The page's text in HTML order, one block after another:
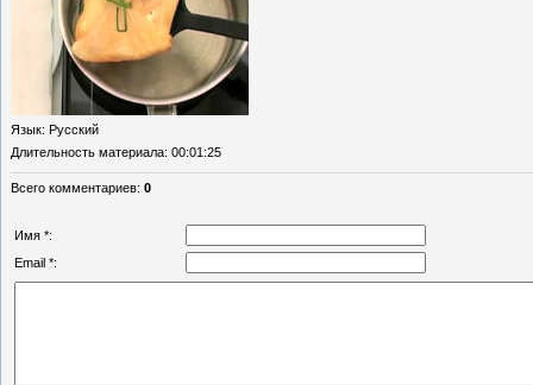
Язык: Русский
Длительность материала: 00:01:25
Всего комментариев: 0
Имя *:
Email *: